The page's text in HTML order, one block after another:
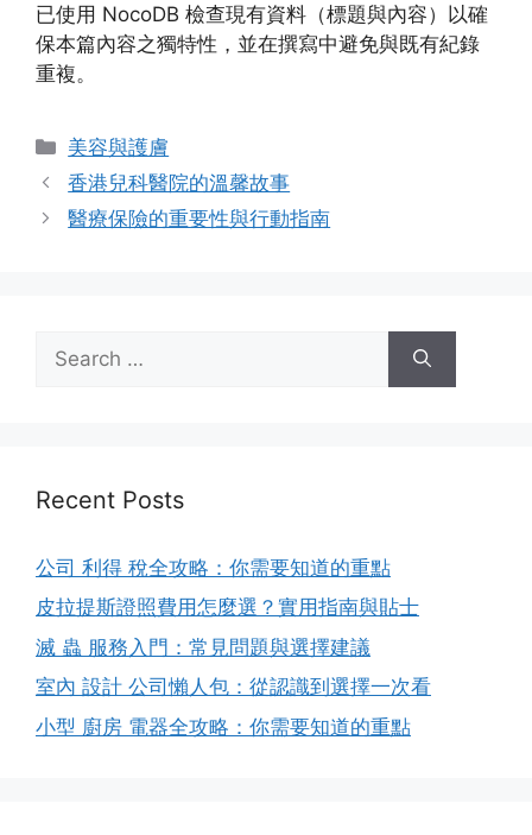
已使用 NocoDB 檢查現有資料（標題與內容）以確
保本篇內容之獨特性，並在撰寫中避免與既有紀錄
重複。
Categories
美容與護膚
香港兒科醫院的溫馨故事
醫療保險的重要性與行動指南
for:
Recent Posts
公司 利得 稅全攻略：你需要知道的重點
皮拉提斯證照費用怎麼選？實用指南與貼士
滅 蟲 服務入門：常見問題與選擇建議
室內 設計 公司懶人包：從認識到選擇一次看
小型 廚房 電器全攻略：你需要知道的重點